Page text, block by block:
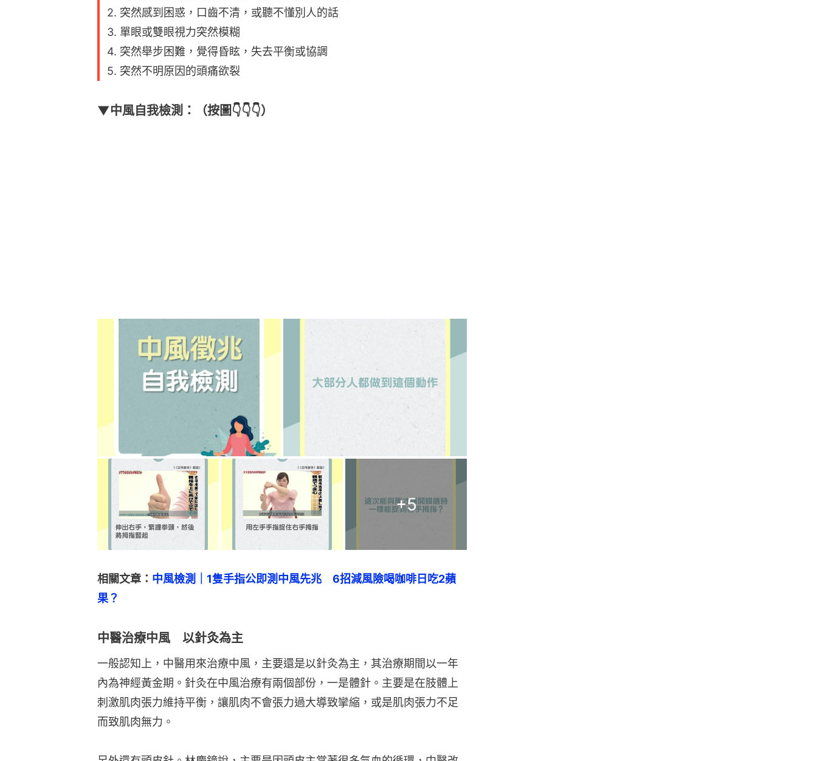
2. 突然感到困惑，口齒不清，或聽不懂別人的話
3. 單眼或雙眼視力突然模糊
4. 突然舉步困難，覺得昏眩，失去平衡或協調
5. 突然不明原因的頭痛欲裂
▼中風自我檢測：（按圖👇👇👇）
+5
相關文章： 中風檢測｜1隻手指公即測中風先兆　6招減風險喝咖啡日吃2蘋
果？
中醫治療中風 以針灸為主
一般認知上，中醫用來治療中風，主要還是以針灸為主，其治療期間以一年
內為神經黃金期。針灸在中風治療有兩個部份，一是體針。主要是在肢體上
刺激肌肉張力維持平衡，讓肌肉不會張力過大導致攣縮，或是肌肉張力不足
而致肌肉無力。